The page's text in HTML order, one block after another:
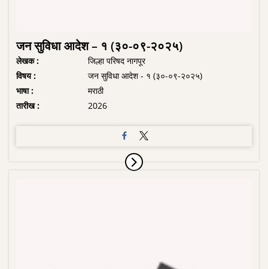
जन सुविधा आदेश – १ (३०-०९-२०२५)
लेखक :
जिल्हा परिषद नागपूर
विषय :
जन सुविधा आदेश - १ (३०-०९-२०२५)
भाषा :
मराठी
तारीख :
2026